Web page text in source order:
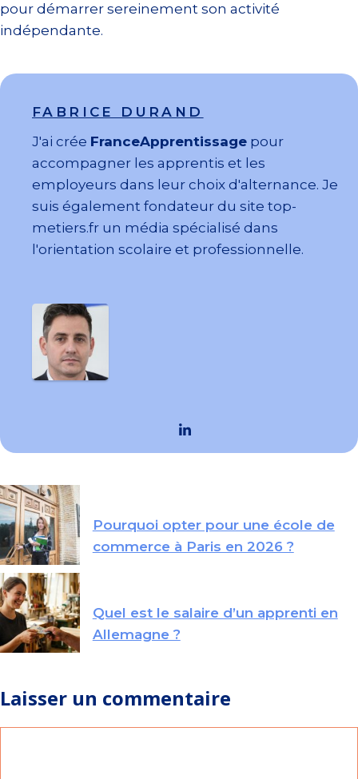
pour démarrer sereinement son activité
indépendante.
FABRICE DURAND
J'ai crée FranceApprentissage pour
accompagner les apprentis et les
employeurs dans leur choix d'alternance. Je
suis également fondateur du site top-
metiers.fr un média spécialisé dans
l'orientation scolaire et professionnelle.
Pourquoi opter pour une école de
commerce à Paris en 2026 ?
Quel est le salaire d’un apprenti en
Allemagne ?
Laisser un commentaire